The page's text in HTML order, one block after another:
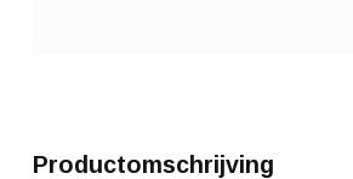
Productomschrijving